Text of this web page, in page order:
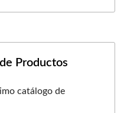
Productos
catálogo de